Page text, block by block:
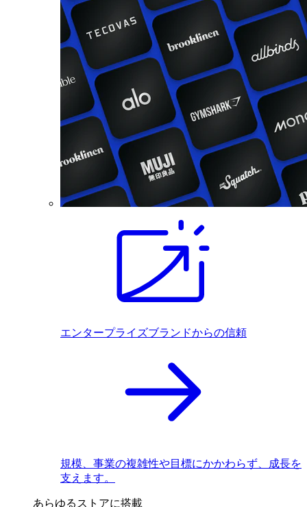
エンタープライズブランドからの信頼
規模、事業の複雑性や目標にかかわらず、成長を
支えます。
あらゆるストアに搭載